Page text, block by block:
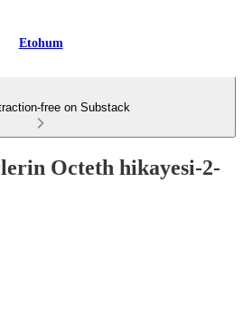
Etohum
free on Substack
Octeth hikayesi-2-